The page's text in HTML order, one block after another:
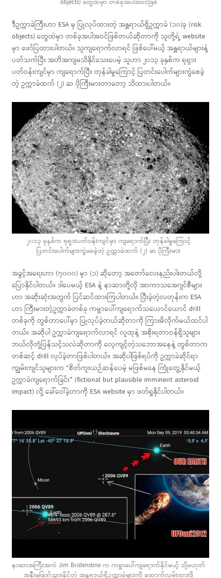
objects) တွေထဲမှာ တစ်ခုအပါအဝင်ဖြစ်
ဒီဥက္ကာခဲကြီးဟာ ESA မှ ပြုလုပ်ထားတဲ့ အန္တရာယ်ရှိဥက္ကာခဲ (၁၀)ခု (risk
objects) တွေထဲမှာ တစ်ခုအပါအဝင်ဖြစ်တယ်ဆိုတာကို သူတို့ရဲ့ website
မှာ ဖော်ပြထားပါတယ်။ သူကျရောက်လာရင် ဖြစ်ပေါ်မယ့် အန္တရာယ်များနဲ့
ပတ်သက်ပြီး အတိအကျမသိနိုင်သေးပေမဲ့ သူဟာ ၂၀၁၃ ခုနှစ်က ရုရှား
ပတ်ဝန်းကျင်မှာ ကျရောက်ပြီး တုန်ခါမှုကြောင့် ပြတင်းပေါက်များကွဲစေခဲ့
တဲ့ ဥက္ကာခဲထက် (၂) ဆ ပိုကြီးမားတာတော့ သိထားပါတယ်။
၂၀၁၃ ခုနှစ်က ရုရှားပတ်ဝန်းကျင်မှာ ကျရောက်ပြီး တုန်ခါမှုကြောင့်
ပြတင်းပေါက်များကွဲစေခဲ့တဲ့ ဥက္ကာခဲထက် (၂) ဆ ပိုကြီးမား
အခွင့်အရေးဟာ (၇၀၀၀) မှာ (၁) ဆိုတော့ အတော်လေးနည်းပါးတယ်လို့
ပြောနိုင်ပါတယ်။ ဒါပေမယ့် ESA နဲ့ နာဆာတို့လို အာကာသအေဂျင်စီများ
ဟာ အဆိုးဆုံးအတွက် ပြင်ဆင်ထားကြပါတယ်။ ပြီးခဲ့တဲ့လတုန်းက ESA
ဟာ ကြီးမားတဲ့ဥက္ကာခဲတစ်ခု ကမ္ဘာပေါ်ကျရောက်သယောင်ယောင် drill
တစ်ခုကို တွစ်တာပေါ်မှာ ပြုလုပ်ခဲ့တယ်ဆိုတာကို ကြားမိလိုက်မယ်ထင်ပါ
တယ်။ အဆိုပါ ဥက္ကာခဲကျရောက်လာရင် လူထုနဲ့ အစိုးရတာဝန်ရှိသူများ
ဘယ်လိုတုံ့ပြန်သင့်သလဲဆိုတာကို လေ့ကျင့်တဲ့သဘောအနေနဲ့ တွစ်တာက
တစ်ဆင့် drill လုပ်ခဲ့တာဖြစ်ပါတယ်။ အဆိုပါဖြစ်ရပ်ကို ဥက္ကာခဲဆိုင်ရာ
ကျွမ်းကျင်သူများက “စိတ်ကူးယဉ်ဆန်ပေမဲ့ မဖြစ်မနေ ကြုံတွေ့နိုင်မယ့်
ဥက္ကာခဲကျရောက်ခြင်း” (fictional but plausible imminent asteroid
impact) လို့ ခေါ်ဝေါ်ခဲ့တာကို ESA website မှာ ဖတ်ရှုနိုင်ပါတယ်။
နာဆာအကြီးအကဲ Jim Bridenstine က ကမ္ဘာပေါ်ကျရောက်နိုင်မယ့် သို့မဟုတ်
အနီးမှဖြတ်သွားနိုင်တဲ့ အန္တရာယ်ရှိဥက္ကာခဲများကို ထောက်လှမ်းထားဖို့